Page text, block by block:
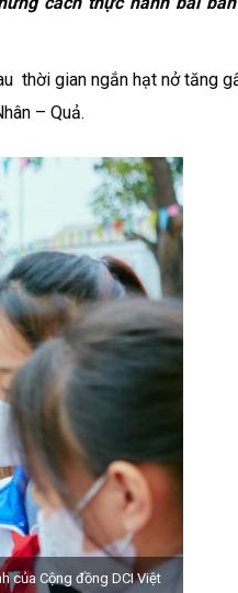
thời gian ngắn hạt nở tăng
– Quả.
của Cộng đồng DCI Việt